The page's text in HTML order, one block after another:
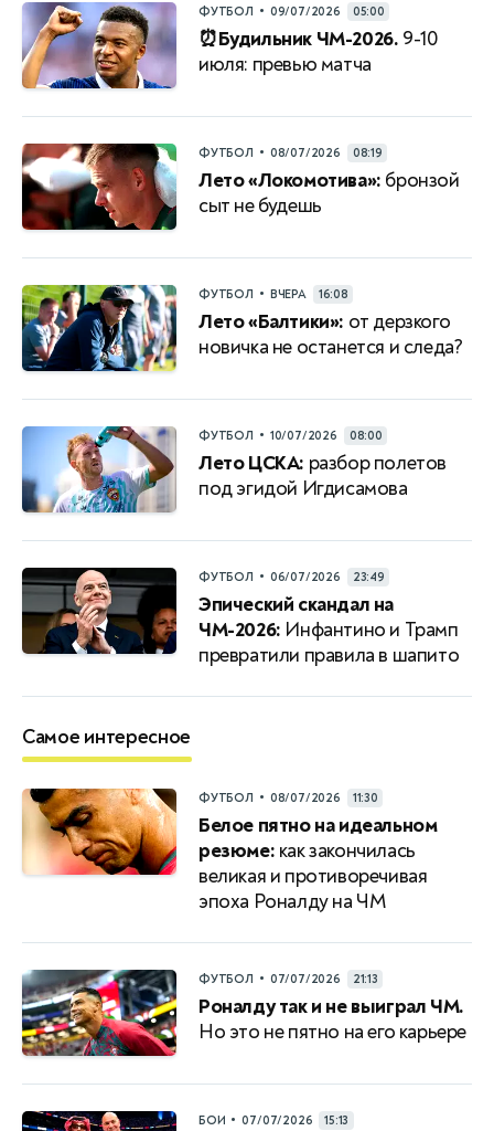
ФУТБОЛ • 09/07/2026 05:00
⏰Будильник ЧМ-2026. 9-10
июля: превью матча
ФУТБОЛ • 08/07/2026 08:19
Лето «Локомотива»: бронзой
сыт не будешь
ФУТБОЛ • ВЧЕРА 16:08
Лето «Балтики»: от дерзкого
новичка не останется и следа?
ФУТБОЛ • 10/07/2026 08:00
Лето ЦСКА: разбор полетов
под эгидой Игдисамова
ФУТБОЛ • 06/07/2026 23:49
Эпический скандал на
ЧМ-2026: Инфантино и Трамп
превратили правила в шапито
Самое интересное
ФУТБОЛ • 08/07/2026 11:30
Белое пятно на идеальном
резюме: как закончилась
великая и противоречивая
эпоха Роналду на ЧМ
ФУТБОЛ • 07/07/2026 21:13
Роналду так и не выиграл ЧМ.
Но это не пятно на его карьере
БОИ • 07/07/2026 15:13